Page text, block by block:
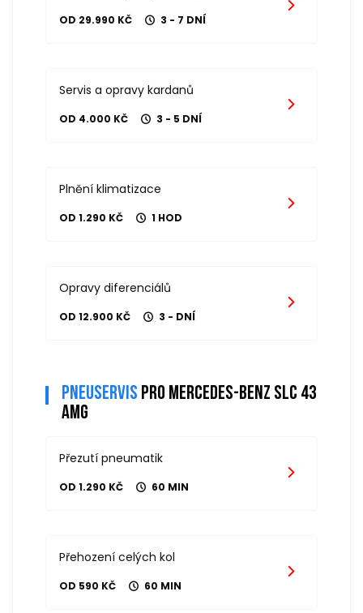
OD 29.990 KČ 3 - 7 DNÍ
Servis a opravy kardanů
OD 4.000 KČ 3 - 5 DNÍ
Plnění klimatizace
OD 1.290 KČ 1 HOD
Opravy diferenciálů
OD 12.900 KČ 3 - DNÍ
Pneuservis pro mercedes-benz slc 43
amg
Přezutí pneumatik
OD 1.290 KČ 60 MIN
Přehození celých kol
OD 590 KČ 60 MIN